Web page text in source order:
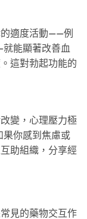
的適度活動——例
能顯著改善血
這對勃起功能的
變，心理壓力極
果你感到焦慮或
助組織，分享經
見的藥物交互作